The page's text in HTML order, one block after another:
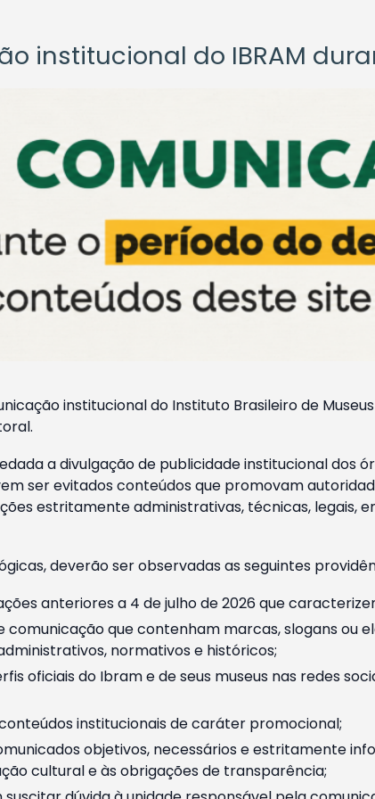
institucional do IBRAM
institucional do Instituto Brasileiro de
a divulgação de publicidade institucional dos
ser evitados conteúdos que promovam
estritamente administrativas, técnicas, legais,
deverão ser observadas as seguintes
anteriores a 4 de julho de 2026 que
que contenham marcas, slogans ou
normativos e históricos;
oficiais do Ibram e de seus museus nas redes
institucionais de caráter promocional;
objetivos, necessários e estritamente
cultural e às obrigações de transparência;